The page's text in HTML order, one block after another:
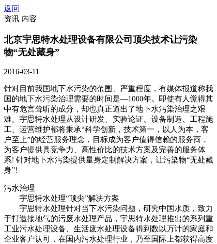
返回
资讯 内容
北京宇思特水处理设备有限公司顶尖技术让污染
物“无处藏身”
2016-03-11
针对目前我国地下水污染的范围、严重程度，有媒体报道称我
国的地下水污染治理需要的时间是—1000年。即使有人觉得其
中有危言耸听的成分，却也真正道出了地下水污染治理之艰
难。宇思特水处理从设计研发、实验论证、设备制造、工程施
工、运营维护都将秉承“科学创新，技术第一，以人为本，客
户至上”的经营服务理念，目标成为客户值得信赖的服务商，
为客户提供具竞争力、高性价比的技术方案及完善的服务体
系! 针对地下水污染提供量身定制解决方案，让污染物“无处藏
身”!
污水治理
宇思特水处理“顶尖”解决方案
宇思特水处理针对当下水污染问题，研究中国水质，致力
于打造接地气的污废水处理产品，宇思特水处理推出的系列重
工业污水处理设备、生活废水处理设备得到数以万计的家庭和
企业客户认可，在国内污水处理行业，乃至国际上都获得高度